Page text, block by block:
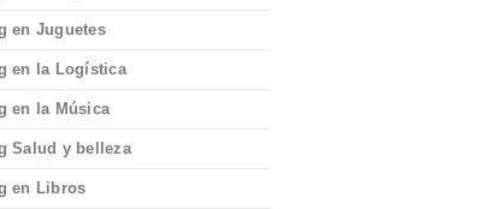
en Juguetes
en la Logística
en la Música
Salud y belleza
en Libros